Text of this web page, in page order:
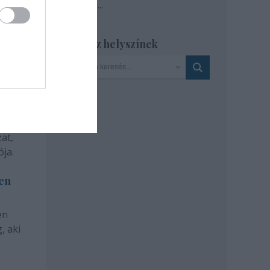
aki
...
Szinház helyszínek